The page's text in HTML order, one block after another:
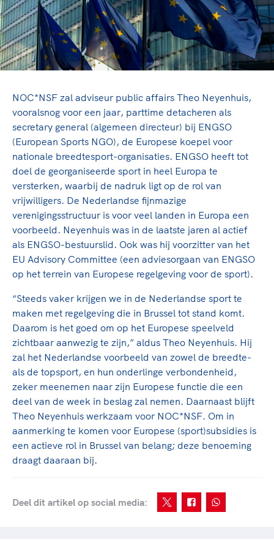
Sportonderzoek
Sportakkoord II
TeamNL kids
Olympische geschiedenis
Nieuwspagina
Columns
Sport gaat niet vanzelf
Sport verenigt. Op sportclubs, pleintjes, tijdens
de sportschool te gaan. Door samen te juichen
voor Sifan Hassan, Rico Verhoeven, Diede de
Groot en het Nederlands Elftal. Of met trots te
genieten van de karatewedstrijd van je dochter,
de halve marathon van je moeder of de
hockeywedstrijd van je buurjongen.
Lees verder
Veilige en integere sport
Diversiteit en inclusie
Gezonde sportomgeving
Duurzaamheid
Vitale clubs en bestuurlijk kader
Sportmatch
Clubacties
Handboek Wet- en Regelgeving
Opleidingen en trainingen
High5 Stappenplan
Ruimte voor sport
Clubondersteuning
Beroepskrachten
Samen voor een veilige
sportomgeving
Voor welk gedrag staat de club? Wat mag wel
langs de lijn, in de kleedkamer, kantine en online?
En wat mag vooral niet? Een gedragscode geeft
hier richting aan en is dus een belangrijk
onderdeel van het clubbeleid rondom gewenst en
ongewenst gedrag.
TeamNL Academie Kalender
Kennisaanbod TeamNL Experts
TeamNL Sport Science Centre
Olympische Spelen LA28
Paralympische Spelen LA28
Europese Spelen Istanbul 2027
Topsportbeleid
Topsportfinanciering
Maatschappelijke waarde topsport
Top teamsportcompetities
De TeamNL Academie
De TeamNL Academie biedt een leer- en
ontwikkelprogramma voor de volgende functies
binnen TeamNL programma's: experts, coaches,
bestuurders, (technisch) directeuren, managers en
toekomstig kader.
Lees verder
NOC*NSF zal adviseur public affairs Theo Neyenhuis,
vooralsnog voor een jaar, parttime detacheren als
secretary general (algemeen directeur) bij ENGSO
(European Sports NGO), de Europese koepel voor
nationale breedtesport-organisaties. ENGSO heeft tot
doel de georganiseerde sport in heel Europa te
versterken, waarbij de nadruk ligt op de rol van
vrijwilligers. De Nederlandse fijnmazige
verenigingsstructuur is voor veel landen in Europa een
voorbeeld. Neyenhuis was in de laatste jaren al actief
als ENGSO-bestuurslid. Ook was hij voorzitter van het
EU Advisory Committee (een adviesorgaan van ENGSO
op het terrein van Europese regelgeving voor de sport).
“Steeds vaker krijgen we in de Nederlandse sport te
maken met regelgeving die in Brussel tot stand komt.
Daarom is het goed om op het Europese speelveld
zichtbaar aanwezig te zijn,” aldus Theo Neyenhuis. Hij
zal het Nederlandse voorbeeld van zowel de breedte-
als de topsport, en hun onderlinge verbondenheid,
zeker meenemen naar zijn Europese functie die een
deel van de week in beslag zal nemen. Daarnaast blijft
Theo Neyenhuis werkzaam voor NOC*NSF. Om in
aanmerking te komen voor Europese (sport)subsidies is
een actieve rol in Brussel van belang; deze benoeming
draagt daaraan bij.
Deel dit artikel op social media: